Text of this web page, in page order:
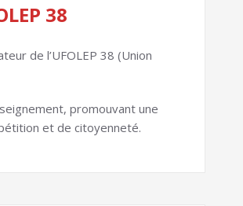
38
de l’UFOLEP 38 (Union
promouvant une
et de citoyenneté.